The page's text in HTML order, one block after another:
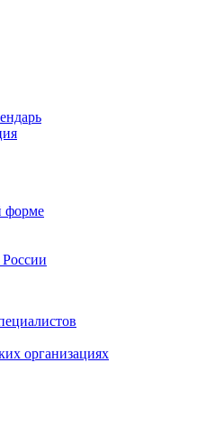
форме
России
организациях